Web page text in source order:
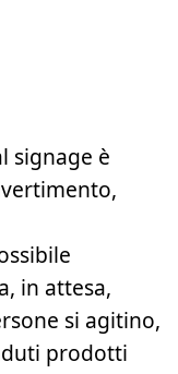
signage è
in attesa,
si agitino,
prodotti